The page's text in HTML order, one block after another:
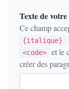
Texte de votre
Ce champ
{italique}
<code>
et le
créer des